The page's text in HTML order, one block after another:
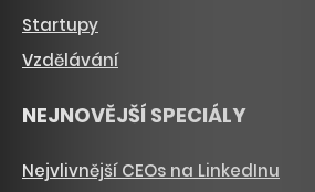
Startupy
Vzdělávání
NEJNOVĚJŠÍ SPECIÁLY
Nejvlivnější CEOs na LinkedInu